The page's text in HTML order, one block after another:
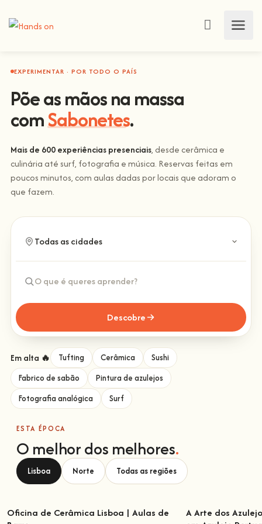
EXPERIMENTAR · POR TODO O PAÍS
Põe as mãos na massa
comSabonetes.
Mais de 600 experiências presenciais, desde cerâmica e
culinária até surf, fotografia e música. Reservas feitas em
poucos minutos, com aulas dadas por locais que adoram o
que fazem.
Descobre
Em alta 🔥 Tufting Cerâmica
Sushi
Fabrico de sabão
Pintura de azulejos
Fotografia analógica
Surf
ESTA ÉPOCA
O melhor dos melhores.
Lisboa Norte Todas as regiões
Oficina de Cerâmica Lisboa | Aulas de
A Arte dos